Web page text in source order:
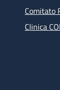
Comitato
Clinica